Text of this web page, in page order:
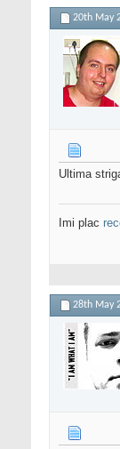
20th May
Ultima
Imi plac
28th May